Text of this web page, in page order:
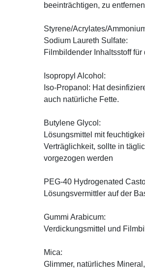
beeinträchtigen, zu
Styrene/Acrylates/
Sodium Laureth Sulfate:
Filmbildender Inhaltsstoff
Isopropyl Alcohol:
Iso-Propanol: Hat
auch natürliche Fette.
Butylene Glycol:
Lösungsmittel mit
Verträglichkeit, sollte in
vorgezogen werden
PEG-40 Hydrogenated
Lösungsvermittler auf der
Gummi Arabicum:
Verdickungsmittel und
Mica:
Glimmer, natürliches